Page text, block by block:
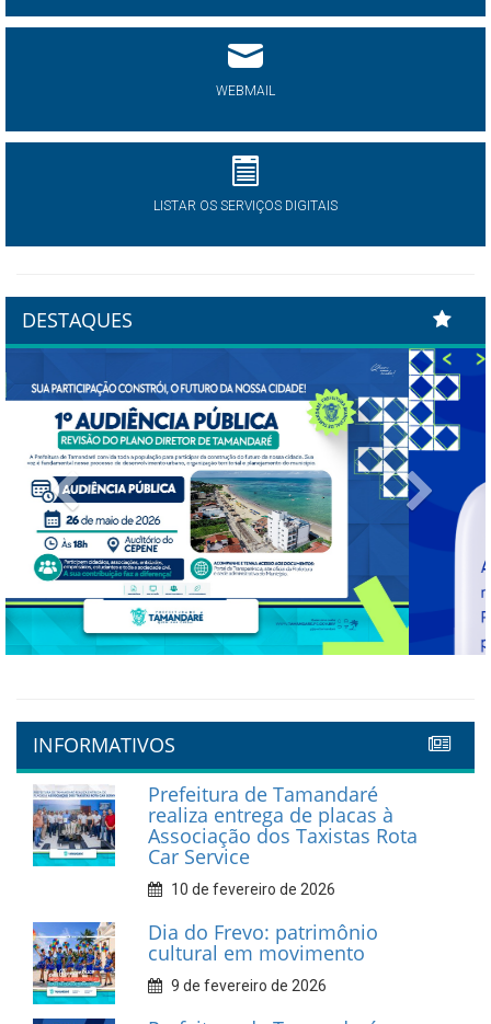
WEBMAIL
LISTAR OS SERVIÇOS DIGITAIS
DESTAQUES
Previous Next